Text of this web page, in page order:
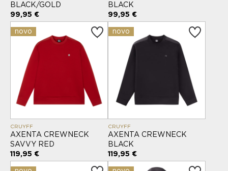
BLACK/GOLD
99,95 €
BLACK
99,95 €
novo
CRUYFF
AXENTA CREWNECK
SAVVY RED
119,95 €
novo
CRUYFF
AXENTA CREWNECK
BLACK
119,95 €